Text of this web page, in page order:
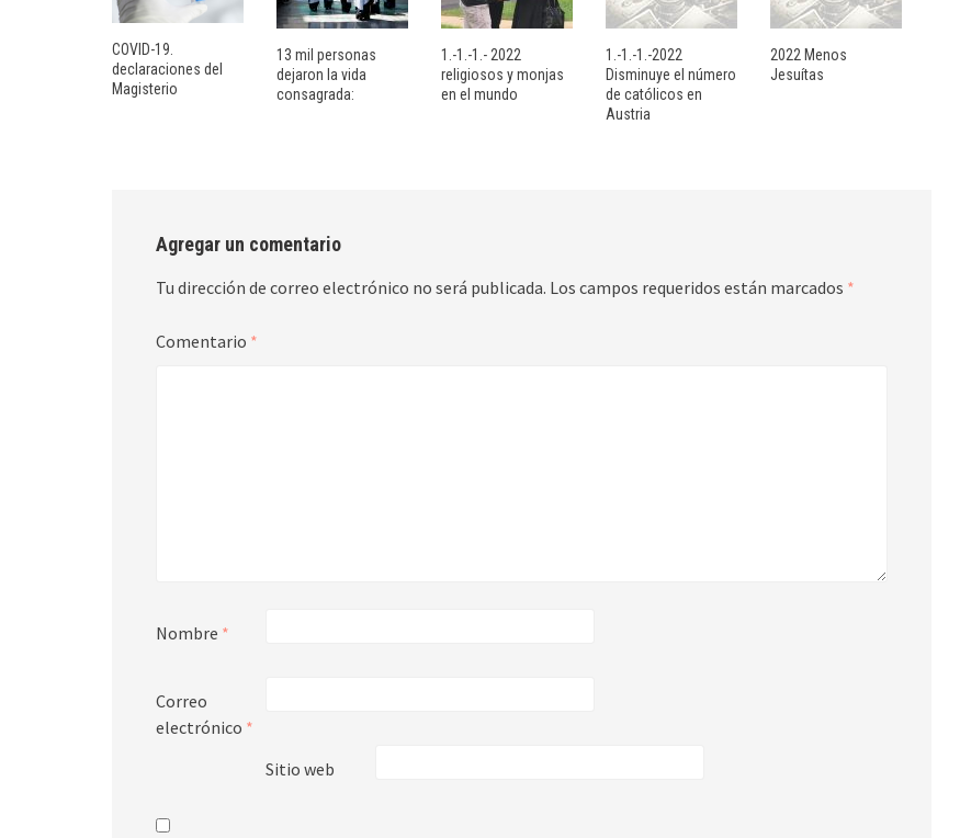
COVID-19.
declaraciones del
Magisterio
13 mil personas
dejaron la vida
consagrada:
1.-1.-1.- 2022
religiosos y monjas
en el mundo
1.-1.-1.-2022
Disminuye el número
de católicos en
Austria
2022 Menos
Jesuítas
Agregar un comentario
Tu dirección de correo electrónico no será publicada. Los campos requeridos están marcados *
Comentario *
Nombre *
Correo
electrónico *
Sitio web